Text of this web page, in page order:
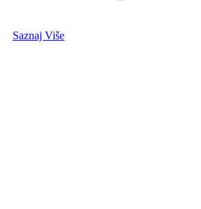
Saznaj Više